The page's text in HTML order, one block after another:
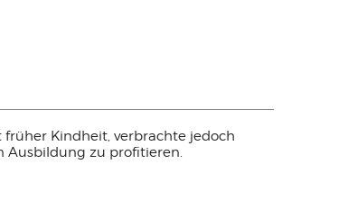
Kindheit, verbrachte jedoch
Ausbildung zu profitieren.